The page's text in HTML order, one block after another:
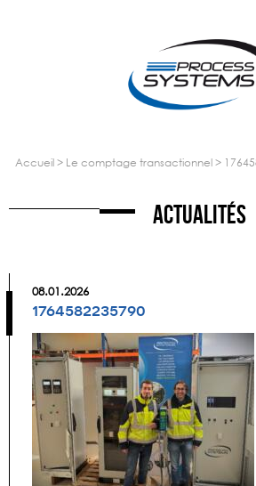
accueil> le comptage transactionnel>
Actualités
08.01.2026
1764582235790